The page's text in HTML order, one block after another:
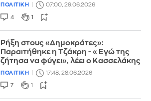
ΠΟΛΙΤΙΚΗ 07:00, 29.06.2026
4 1
Ρήξη στους «Δημοκράτες»:
Παραιτήθηκε η Τζάκρη - «Εγώ της
ζήτησα να φύγει», λέει ο Κασσελάκης
ΠΟΛΙΤΙΚΗ 17:48, 28.06.2026
7 1